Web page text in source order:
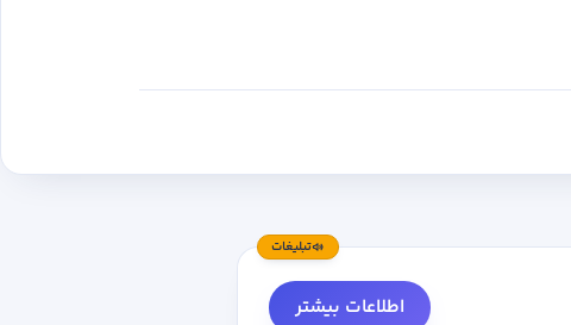
تبلیغات
اطلاعات بیشتر